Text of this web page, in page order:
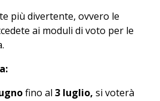
più divertente, ovvero le
ai moduli di voto per le
fino al 3 luglio, si voterà